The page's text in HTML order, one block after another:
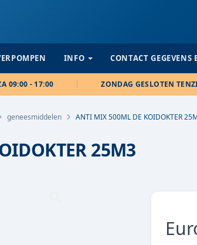
INFO CONTACT
09:00 - 17:00 ZONDAG GESLOTEN
geneesmiddelen ANTI MIX 500ML DE KOIDOKTER
25M3